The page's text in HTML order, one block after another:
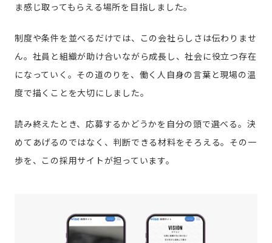
ま感じ取ってもらえる場所を目指しました。
制度や条件を並べるだけでは、この会社らしさは伝わりませ
ん。社員と組織が助け合いながら成長し、社会に役立つ存在
になっていく。その道のりを、働く人自身の言葉と現場の温
度で描くことを大切にしました。
読み終えたとき、応募するかどうかを自分の頭で選べる。決
めてあげるのではなく、判断できる材料をそろえる。その一
歩を、この採用サイトが担っています。